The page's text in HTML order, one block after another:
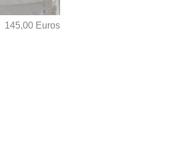
145,00 Euros